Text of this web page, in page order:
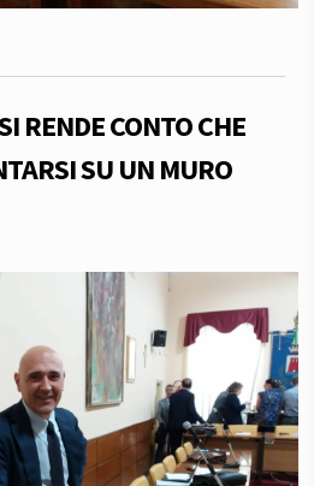
RENDE CONTO CHE
SU UN MURO